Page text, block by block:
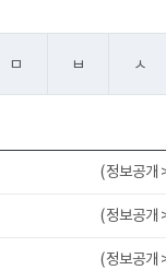
ㅁ ㅂ ㅅ
( 정보공개
( 정보공개
( 정보공개